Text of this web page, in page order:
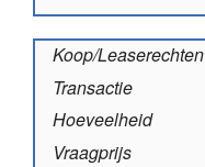
Koop/Leaserechten
Transactie
Hoeveelheid
Vraagprijs